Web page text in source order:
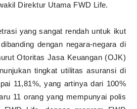
Direktur Utama FWD Life.
yang sangat rendah untuk ikut
dengan negara-negara di
Otoritas Jasa Keuangan (OJK)
tingkat utilitas asuransi di
11,81%, yang artinya dari 100%
11 orang yang mempunyai polis